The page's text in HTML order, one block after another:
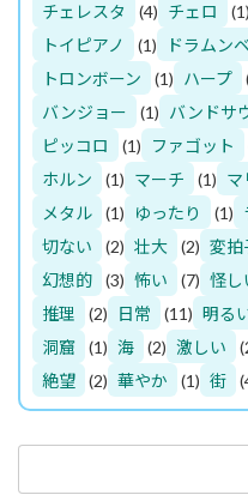
チェレスタ
(4) チェロ (1)
トイピアノ
(1) ドラムン
トロンボーン
(1) ハープ
バンジョー
(1) バンドサ
ピッコロ
(1) ファゴット
ホルン
(1) マーチ (1) マ
メタル
(1) ゆったり (1)
切ない
(2) 壮大 (2) 変拍
幻想的
(3) 怖い (7) 怪し
推理
(2) 日常 (11) 明る
洞窟
(1) 海 (2) 激しい
絶望
(2) 華やか (1) 街